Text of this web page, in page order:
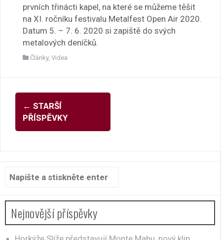
prvních třinácti kapel, na které se můžeme těšit
na XI. ročníku festivalu Metalfest Open Air 2020.
Datum 5. – 7. 6. 2020 si zapiště do svých
metalových deníčků.
Články, Videa
Navigace
pro
příspěvky
← STARŠÍ
PŘÍSPĚVKY
Hledat:
Nejnovější příspěvky